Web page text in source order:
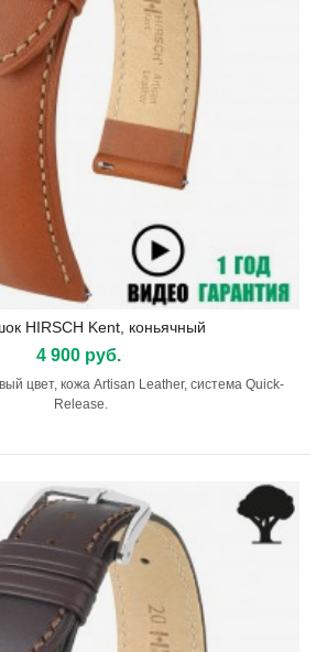
HIRSCH Kent, коньячный
4 900 руб.
цвет, кожа Artisan Leather, система Quick-
Release.